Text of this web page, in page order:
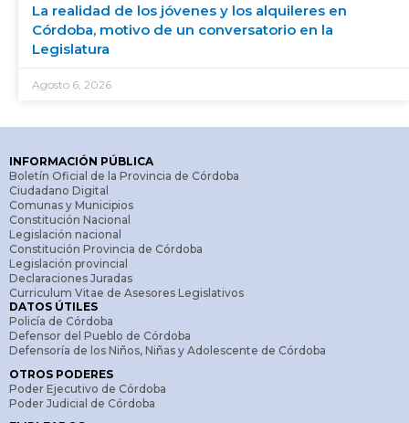
La realidad de los jóvenes y los alquileres en
Córdoba, motivo de un conversatorio en la
Legislatura
Agosto 6, 2026
INFORMACIÓN PÚBLICA
Boletín Oficial de la Provincia de Córdoba
Ciudadano Digital
Comunas y Municipios
Constitución Nacional
Legislación nacional
Constitución Provincia de Córdoba
Legislación provincial
Declaraciones Juradas
Curriculum Vitae de Asesores Legislativos
DATOS ÚTILES
Policía de Córdoba
Defensor del Pueblo de Córdoba
Defensoría de los Niños, Niñas y Adolescente de Córdoba
OTROS PODERES
Poder Ejecutivo de Córdoba
Poder Judicial de Córdoba